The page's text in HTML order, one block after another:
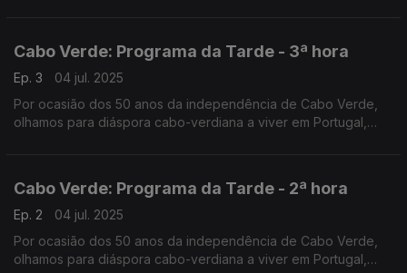
Cabo Verde: Programa da Tarde - 3ª hora
Ep. 3
04 jul. 2025
Por ocasião dos 50 anos da independência de Cabo Verde,
olhamos para diáspora cabo-verdiana a viver em Portugal,
Cabo Verde: Programa da Tarde - 2ª hora
Ep. 2
04 jul. 2025
Por ocasião dos 50 anos da independência de Cabo Verde,
olhamos para diáspora cabo-verdiana a viver em Portugal,